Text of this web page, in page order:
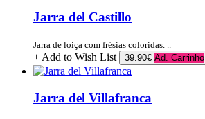
Jarra del Castillo
Jarra de loiça com frésias coloridas. ..
+ Add to Wish List 39.90€ Ad. Carrinho
Jarra del Villafranca